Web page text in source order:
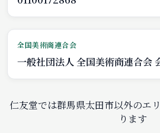
全国美術商連合会
一般社団法人 全国美術商連合会
仁友堂では群馬県太田市以外のエ
ります